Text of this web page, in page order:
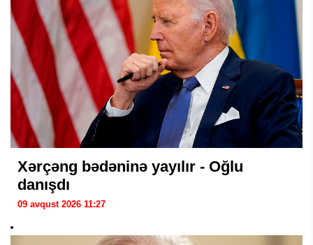
Xərçəng bədəninə yayılır - Oğlu
danışdı
09 avqust 2026 11:27